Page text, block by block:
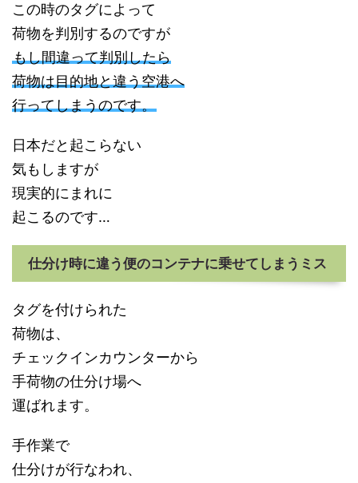
この時のタグによって
荷物を判別するのですが
もし間違って判別したら
荷物は目的地と違う空港へ
行ってしまうのです。
日本だと起こらない
気もしますが
現実的にまれに
起こるのです…
仕分け時に違う便のコンテナに乗せてしまうミス
タグを付けられた
荷物は、
チェックインカウンターから
手荷物の仕分け場へ
運ばれます。
手作業で
仕分けが行なわれ、